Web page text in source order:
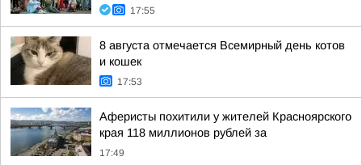
17:55
8 августа отмечается Всемирный день котов
и кошек
17:53
Аферисты похитили у жителей Красноярского
края 118 миллионов рублей за
17:49